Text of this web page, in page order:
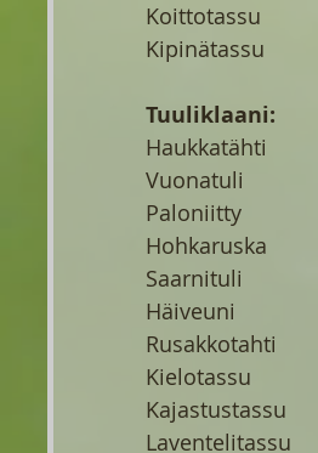
Koittotassu
Kipinätassu
Tuuliklaani:
Haukkatähti
Vuonatuli
Paloniitty
Hohkaruska
Saarnituli
Häiveuni
Rusakkotahti
Kielotassu
Kajastustassu
Laventelitassu